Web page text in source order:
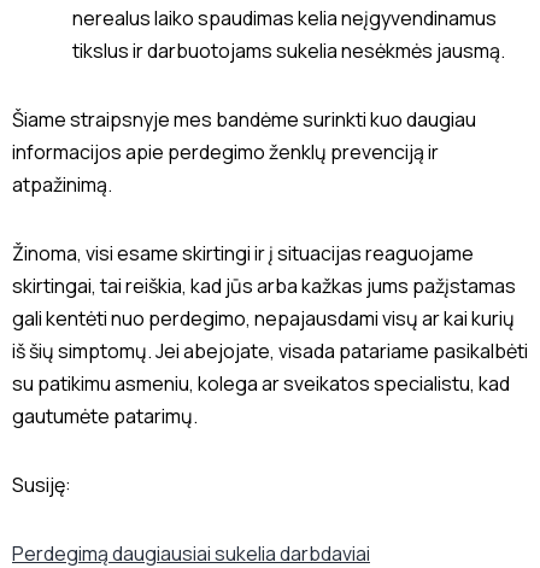
nerealus laiko spaudimas kelia neįgyvendinamus
tikslus ir darbuotojams sukelia nesėkmės jausmą.
Šiame straipsnyje mes bandėme surinkti kuo daugiau
informacijos apie perdegimo ženklų prevenciją ir
atpažinimą.
Žinoma, visi esame skirtingi ir į situacijas reaguojame
skirtingai, tai reiškia, kad jūs arba kažkas jums pažįstamas
gali kentėti nuo perdegimo, nepajausdami visų ar kai kurių
iš šių simptomų. Jei abejojate, visada patariame pasikalbėti
su patikimu asmeniu, kolega ar sveikatos specialistu, kad
gautumėte patarimų.
Susiję:
Perdegimą daugiausiai sukelia darbdaviai